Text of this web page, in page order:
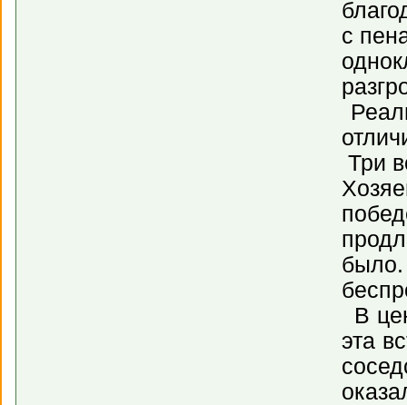
с
Три
было.
В
эта